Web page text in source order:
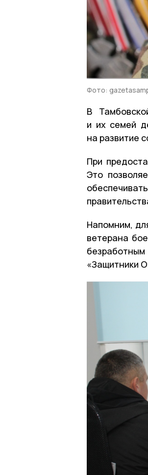
Фото:
В
и их семей
на развитие
При
Это
Напомним,
ветерана
«Защитники